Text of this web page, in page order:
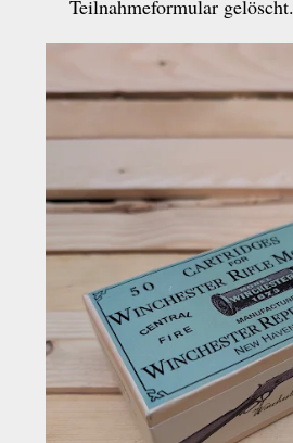
Teilnahmeformular gelöscht.